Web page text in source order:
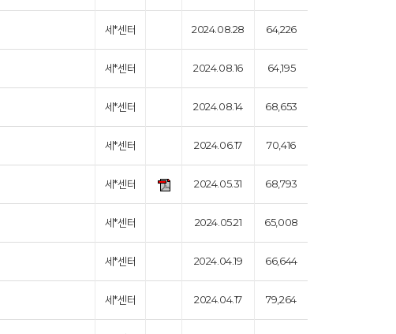
세*센터 2024.08.28 64,226
세*센터 2024.08.16 64,195
세*센터 2024.08.14 68,653
세*센터 2024.06.17 70,416
세*센터 2024.05.31 68,793
세*센터 2024.05.21 65,008
세*센터 2024.04.19 66,644
세*센터 2024.04.17 79,264